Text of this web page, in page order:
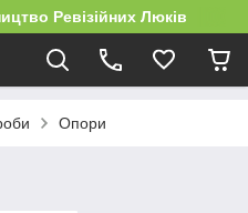
Ревізійних Люків
Опори